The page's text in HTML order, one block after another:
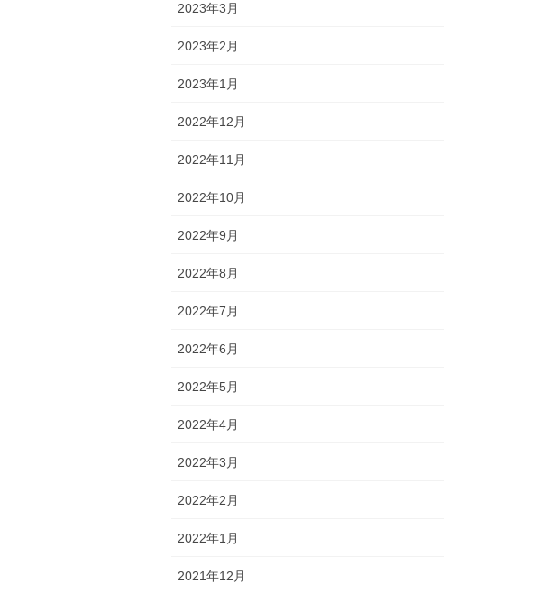
2023年3月
2023年2月
2023年1月
2022年12月
2022年11月
2022年10月
2022年9月
2022年8月
2022年7月
2022年6月
2022年5月
2022年4月
2022年3月
2022年2月
2022年1月
2021年12月